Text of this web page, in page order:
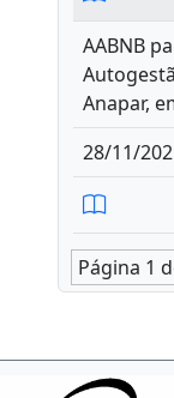
AABNB
Anapar,
28/11/
Página 1